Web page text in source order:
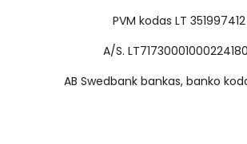
PVM kodas LT 351997412
A/S.
AB Swedbank bankas, banko